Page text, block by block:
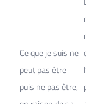
Ce que je suis ne
peut pas être
puis ne pas être,